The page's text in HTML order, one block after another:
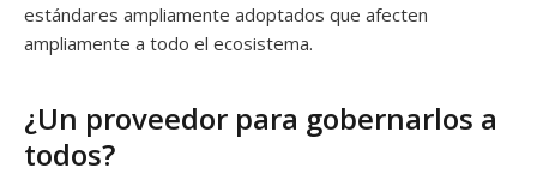
estándares ampliamente adoptados que afecten
ampliamente a todo el ecosistema.
¿Un proveedor para gobernarlos a
todos?